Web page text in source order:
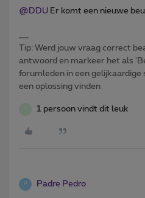
@DDU Er komt een nieuwe
Tip: Werd jouw vraag correct
antwoord en markeer het als
forumleden in een
een oplossing vinden
1 persoon vindt dit leuk
P Padre Pedro